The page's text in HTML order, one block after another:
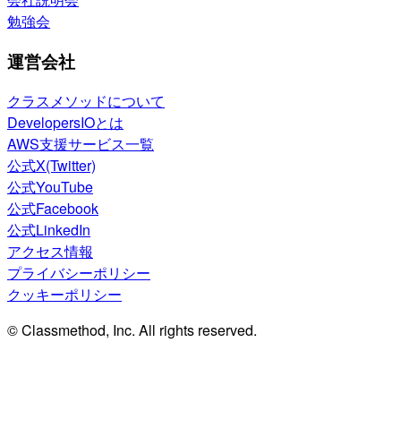
勉強会
運営会社
クラスメソッドについて
DevelopersIOとは
AWS支援サービス一覧
公式X(Twitter)
公式YouTube
公式Facebook
公式LinkedIn
アクセス情報
プライバシーポリシー
クッキーポリシー
© Classmethod, Inc. All rights reserved.